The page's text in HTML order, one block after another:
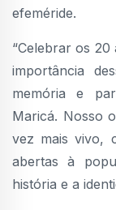
efeméride.
“Celebrar os
importância
memória e
Maricá. Nosso
vez mais vivo,
abertas à
história e a